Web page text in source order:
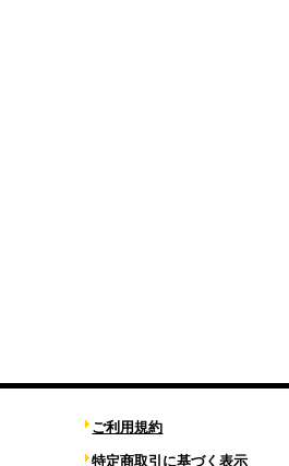
ご利用規約
特定商取引に基づく表示